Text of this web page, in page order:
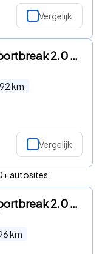
Vergelijk
Mazda 6 - Sportbreak 2.0 SkyActiv-G 165|DAB+|Trekhaak|Stoelverwarming
km
Vergelijk
autosites
Mazda 6 - Sportbreak 2.0 Centre-Line Automaat / Afn. trekhaak / 360 ca
km